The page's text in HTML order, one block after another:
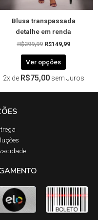
Blusa transpassada
detalhe em renda
R$299,99 R$149,99
Ver opções
do
produto
2x de R$75,00 sem Juros